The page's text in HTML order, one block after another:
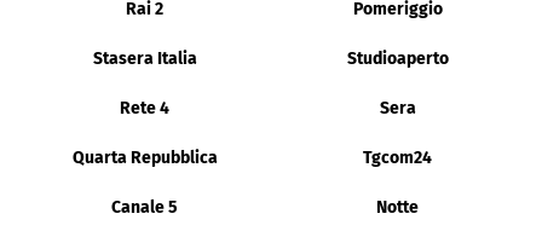
Rai 2 Pomeriggio
Stasera Italia Studioaperto
Rete 4 Sera
Quarta Repubblica Tgcom24
Canale 5 Notte